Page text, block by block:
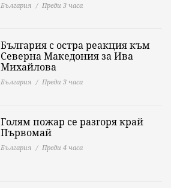
България Преди 3 часа
България с остра реакция към
Северна Македония за Ива
Михайлова
България Преди 3 часа
Голям пожар се разгоря край
Първомай
България Преди 4 часа